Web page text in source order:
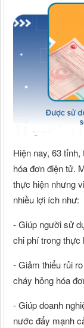
Hiện nay, 63
hóa đơn điện tử.
thực hiện nhưng
nhiều lợi ích như:
- Giúp người sử
chi phí trong thực
- Giảm thiểu rủi
cháy hỏng hóa
- Giúp doanh
nước đẩy mạnh